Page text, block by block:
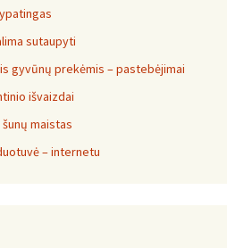
sutaupyti
gyvūnų prekėmis – pastebėjimai
išvaizdai
maistas
– internetu